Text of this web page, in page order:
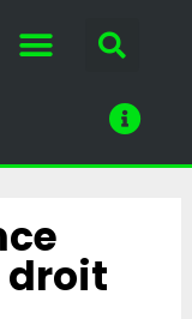
droit